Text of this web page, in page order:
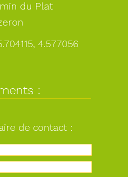
du Plat
4.577056
:
de contact :